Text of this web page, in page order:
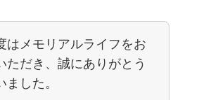
はメモリアルライフをお
ただき、誠にありがとう
ました。